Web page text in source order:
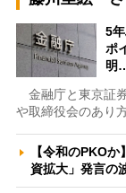
5
ポ
明
金融庁と東京証
や取締役会のあり
【令和のPKO
資拡大」発言